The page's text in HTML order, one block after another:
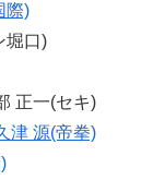
際)
口)
正一(セキ)
津 源(帝拳)